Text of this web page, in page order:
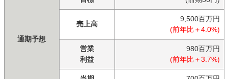
通期予想
売上高
9,500百万円
(前年比＋4.0%)
営業
利益
980百万円
(前年比＋3.7%)